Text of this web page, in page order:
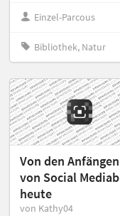
Einzel-Parcous
Bibliothek, Natur
Von den Anfängen
von Social
heute
von Kathy04